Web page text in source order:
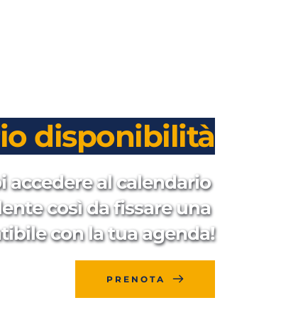
disponibilità
al calendario
così da fissare una
con la tua agenda!
PRENOTA